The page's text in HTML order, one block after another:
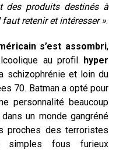
des produits destinés à
retenir et intéresser ».
s’est assombri,
au profil hyper
schizophrénie et loin du
70. Batman a opté pour
personnalité beaucoup
un monde gangréné
proches des terroristes
simples fous furieux